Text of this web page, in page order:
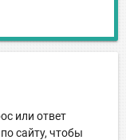
или ответ
сайту, чтобы